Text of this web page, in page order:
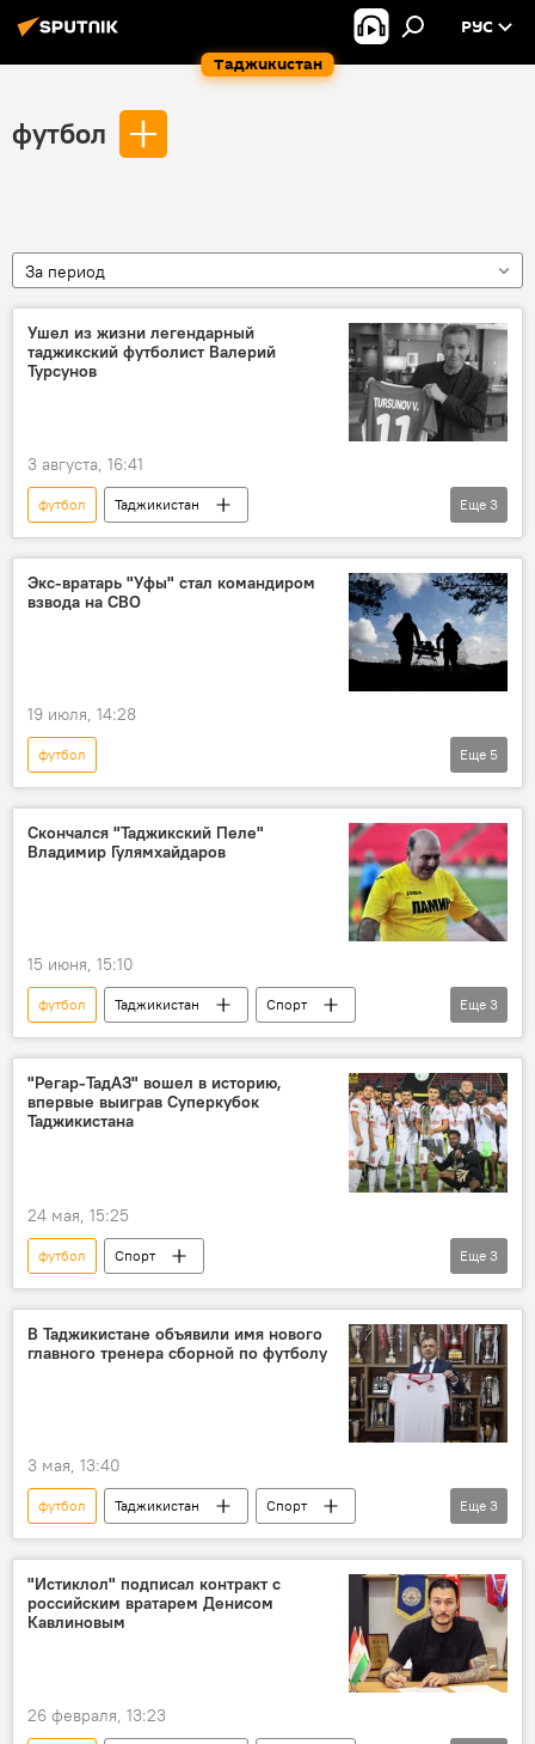
Таджикистан
РУС
футбол
За период
Ушел из жизни легендарный
таджикский футболист Валерий
Турсунов
3 августа, 16:41
футбол
Таджикистан
смерть известных людей
смерть
Спорт
Еще 3
Экс-вратарь "Уфы" стал командиром
взвода на СВО
19 июля, 14:28
футбол
Спецоперация России по защите Донбасса: последние новости
Россия
Спорт
Армия и вооружение
Еще 5
Скончался "Таджикский Пеле"
Владимир Гулямхайдаров
15 июня, 15:10
футбол Таджикистан
Спорт
Таджикистан: свежие новости спорта
Владимир Гулямхайдаров
смерть известных людей
Еще 3
"Регар-ТадАЗ" вошел в историю,
впервые выиграв Суперкубок
Таджикистана
24 мая, 15:25
футбол
Спорт
Таджикистан: свежие новости спорта
Таджикистан
Еще 3
В Таджикистане объявили имя нового
главного тренера сборной по футболу
3 мая, 13:40
футбол Таджикистан
Спорт
Кубок Азии
тренер
отставки и назначения
Еще 3
"Истиклол" подписал контракт с
российским вратарем Денисом
Кавлиновым
26 февраля, 13:23